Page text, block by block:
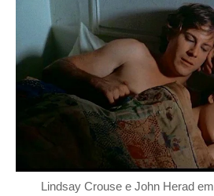
Lindsay Crouse e John Herad em